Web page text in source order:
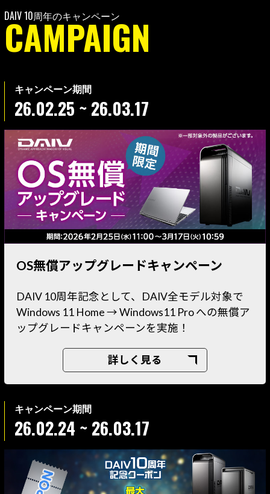
CAMPAIGN
26.02.25 ~ 26.03.17
OS無償アップグレードキャンペーン
DAIV 10周年記念として、DAIV全モデル対象で
Windows 11 Home → Windows11 Pro への無償ア
ップグレードキャンペーンを実施！
詳しく見る
26.02.24 ~ 26.03.17